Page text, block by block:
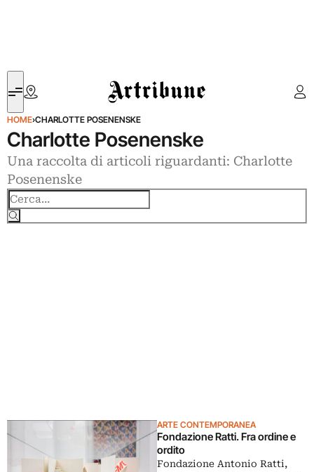
Artribune
HOME›CHARLOTTE POSENENSKE
Charlotte Posenenske
Una raccolta di articoli riguardanti: Charlotte
Posenenske
ARTE CONTEMPORANEA
Fondazione Ratti. Fra ordine e
ordito
Fondazione Antonio Ratti,